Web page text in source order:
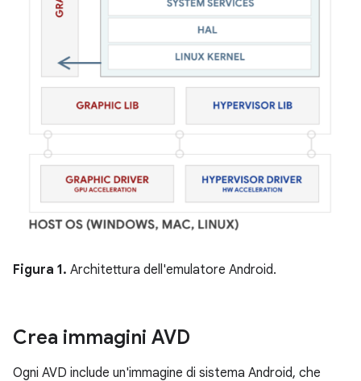
Figura 1. Architettura dell'emulatore Android.
Crea immagini AVD
Ogni AVD include un'immagine di sistema Android, che